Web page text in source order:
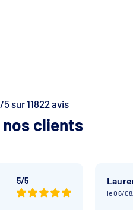
sur 11822 avis
clients
5/5
le 06/